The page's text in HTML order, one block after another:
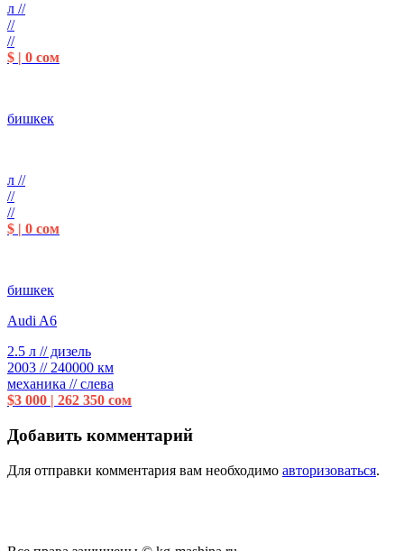
л //
//
//
$ | 0 сом
бишкек
л //
//
//
$ | 0 сом
бишкек
Audi A6
2.5 л // дизель
2003 // 240000 км
механика // слева
$3 000 | 262 350 сом
Добавить комментарий
Для отправки комментария вам необходимо авторизоваться.